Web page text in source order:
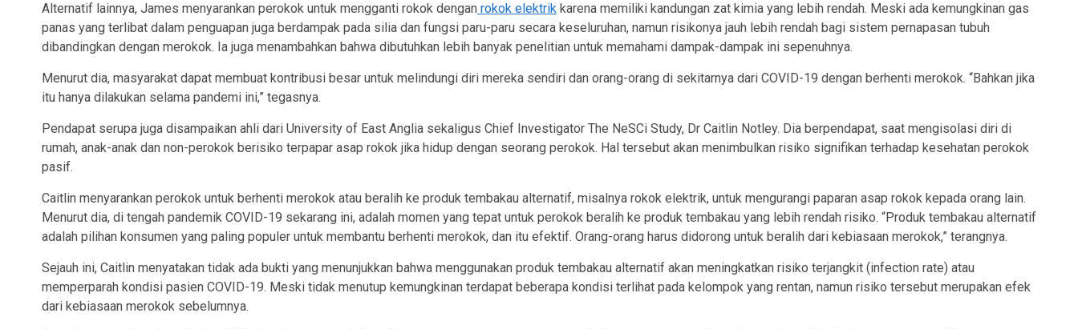
Alternatif lainnya, James menyarankan perokok untuk mengganti rokok dengan rokok elektrik karena memiliki kandungan zat kimia yang lebih rendah. Meski ada kemungkinan gas
panas yang terlibat dalam penguapan juga berdampak pada silia dan fungsi paru-paru secara keseluruhan, namun risikonya jauh lebih rendah bagi sistem pernapasan tubuh
dibandingkan dengan merokok. Ia juga menambahkan bahwa dibutuhkan lebih banyak penelitian untuk memahami dampak-dampak ini sepenuhnya.
Menurut dia, masyarakat dapat membuat kontribusi besar untuk melindungi diri mereka sendiri dan orang-orang di sekitarnya dari COVID-19 dengan berhenti merokok. “Bahkan jika
itu hanya dilakukan selama pandemi ini,” tegasnya.
Pendapat serupa juga disampaikan ahli dari University of East Anglia sekaligus Chief Investigator The NeSCi Study, Dr Caitlin Notley. Dia berpendapat, saat mengisolasi diri di
rumah, anak-anak dan non-perokok berisiko terpapar asap rokok jika hidup dengan seorang perokok. Hal tersebut akan menimbulkan risiko signifikan terhadap kesehatan perokok
pasif.
Caitlin menyarankan perokok untuk berhenti merokok atau beralih ke produk tembakau alternatif, misalnya rokok elektrik, untuk mengurangi paparan asap rokok kepada orang lain.
Menurut dia, di tengah pandemik COVID-19 sekarang ini, adalah momen yang tepat untuk perokok beralih ke produk tembakau yang lebih rendah risiko. “Produk tembakau alternatif
adalah pilihan konsumen yang paling populer untuk membantu berhenti merokok, dan itu efektif. Orang-orang harus didorong untuk beralih dari kebiasaan merokok,” terangnya.
Sejauh ini, Caitlin menyatakan tidak ada bukti yang menunjukkan bahwa menggunakan produk tembakau alternatif akan meningkatkan risiko terjangkit (infection rate) atau
memperparah kondisi pasien COVID-19. Meski tidak menutup kemungkinan terdapat beberapa kondisi terlihat pada kelompok yang rentan, namun risiko tersebut merupakan efek
dari kebiasaan merokok sebelumnya.